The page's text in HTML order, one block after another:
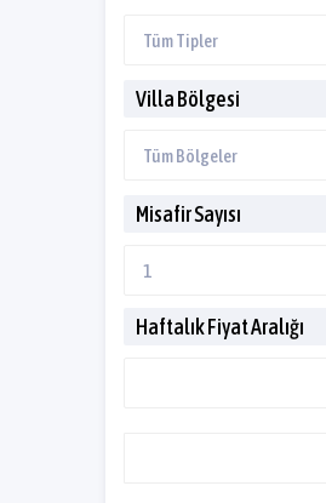
Villa Bölgesi
Misafir Sayısı
Haftalık Fiyat Aralığı